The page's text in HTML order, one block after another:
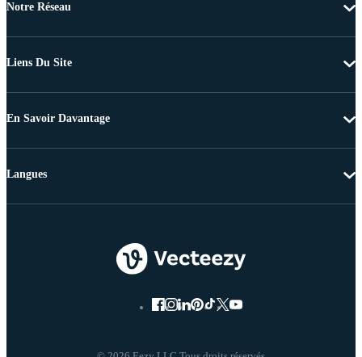
Notre Réseau
Liens Du Site
En Savoir Davantage
Langues